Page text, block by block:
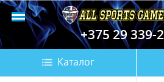
+375 29 339-
Каталог